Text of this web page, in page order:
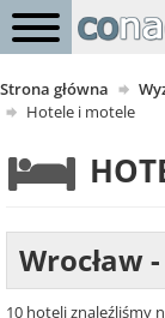
Strona główna
Hotele i motele
Wrocław
10 hoteli znaleźliśmy